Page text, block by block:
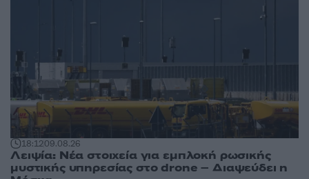
18:1209.08.26
Λειψία: Νέα στοιχεία για εμπλοκή ρωσικής
μυστικής υπηρεσίας στο drone – Διαψεύδει η